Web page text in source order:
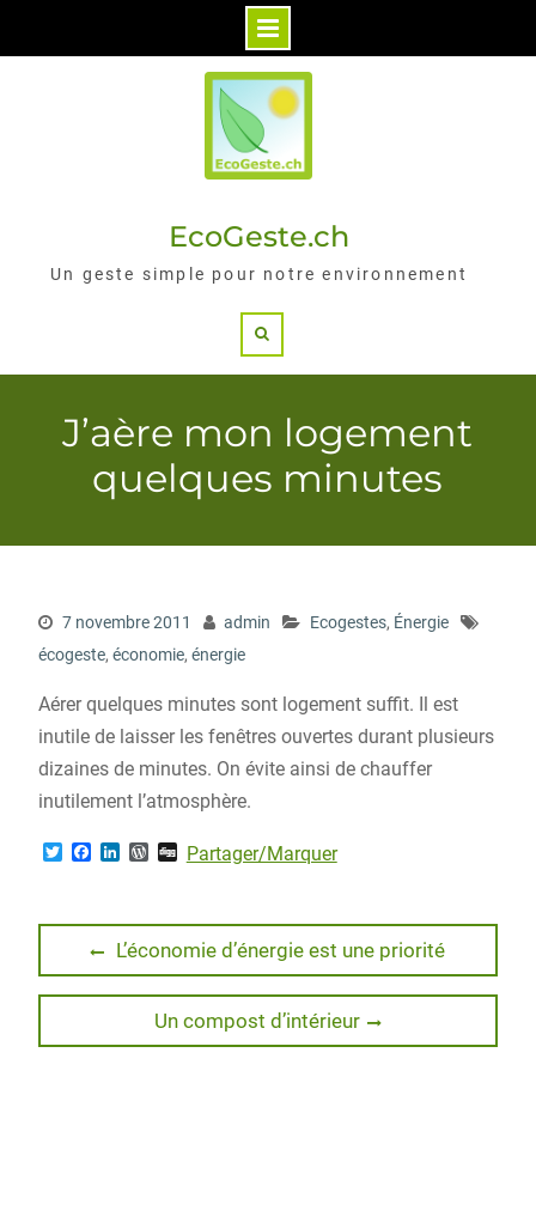
EcoGeste.ch
Un geste simple pour notre environnement
J’aère mon logement
quelques minutes
7 novembre 2011 admin Ecogestes, Énergie
écogeste, économie, énergie
Aérer quelques minutes sont logement suffit. Il est
inutile de laisser les fenêtres ouvertes durant plusieurs
dizaines de minutes. On évite ainsi de chauffer
inutilement l’atmosphère.
T
t
F
b
o
L
e
d
W
P
r
DPartager/Marquer
Navigation
de
Previous
post:
L’économie d’énergie est une priorité
Next
post:
Un compost d’intérieur